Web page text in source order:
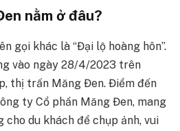
nằm ở đâu?
gọi khác là “Đại lộ hoàng hôn”.
vào ngày 28/4/2023 trên
thị trấn Măng Đen. Điểm đến
ty Cổ phần Măng Đen, mang
du khách để chụp ảnh, vui